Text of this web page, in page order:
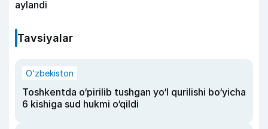
aylandi
Tavsiyalar
O‘zbekiston
Toshkentda o‘pirilib tushgan yo‘l qurilishi bo‘yicha
6 kishiga sud hukmi o‘qildi